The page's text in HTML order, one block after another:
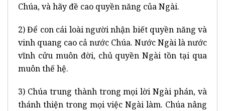
Chúa, và hãy đề cao quyền năng của Ngài.
2) Để con cái loài người nhận biết quyền năng và
vinh quang cao cả nước Chúa. Nước Ngài là nước
vĩnh cửu muôn đời, chủ quyền Ngài tồn tại qua
muôn thế hệ.
3) Chúa trung thành trong mọi lời Ngài phán, và
thánh thiện trong mọi việc Ngài làm. Chúa nâng